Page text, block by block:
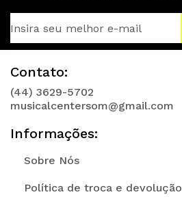
Contato:
(44) 3629-5702
musicalcentersom@gmail.com
Informações:
Sobre Nós
Política de troca e devolução